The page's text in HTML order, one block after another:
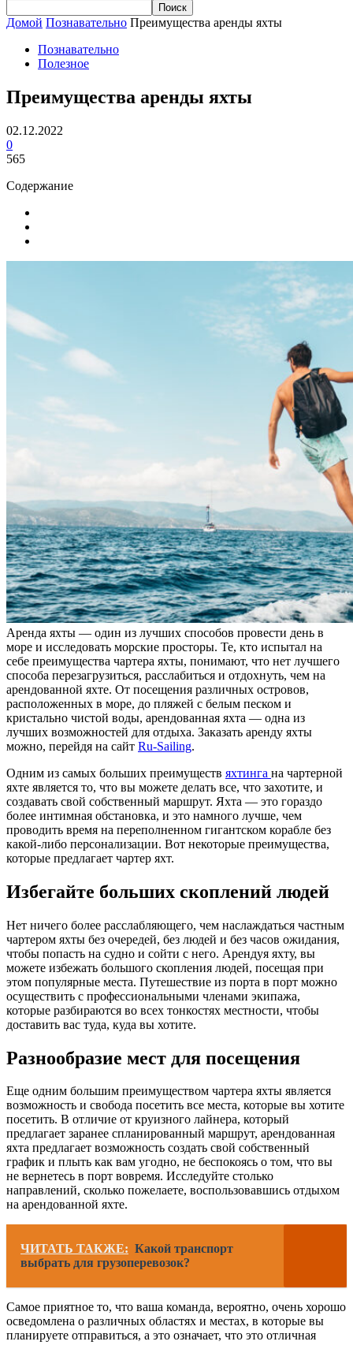
Домой Познавательно Преимущества аренды яхты
Познавательно
Полезное
Преимущества аренды яхты
02.12.2022
0
565
Содержание
Аренда яхты — один из лучших способов провести день в
море и исследовать морские просторы. Те, кто испытал на
себе преимущества чартера яхты, понимают, что нет лучшего
способа перезагрузиться, расслабиться и отдохнуть, чем на
арендованной яхте. От посещения различных островов,
расположенных в море, до пляжей с белым песком и
кристально чистой воды, арендованная яхта — одна из
лучших возможностей для отдыха. Заказать аренду яхты
можно, перейдя на сайт Ru-Sailing.
Одним из самых больших преимуществ яхтинга на чартерной
яхте является то, что вы можете делать все, что захотите, и
создавать свой собственный маршрут. Яхта — это гораздо
более интимная обстановка, и это намного лучше, чем
проводить время на переполненном гигантском корабле без
какой-либо персонализации. Вот некоторые преимущества,
которые предлагает чартер яхт.
Избегайте больших скоплений людей
Нет ничего более расслабляющего, чем наслаждаться частным
чартером яхты без очередей, без людей и без часов ожидания,
чтобы попасть на судно и сойти с него. Арендуя яхту, вы
можете избежать большого скопления людей, посещая при
этом популярные места. Путешествие из порта в порт можно
осуществить с профессиональными членами экипажа,
которые разбираются во всех тонкостях местности, чтобы
доставить вас туда, куда вы хотите.
Разнообразие мест для посещения
Еще одним большим преимуществом чартера яхты является
возможность и свобода посетить все места, которые вы хотите
посетить. В отличие от круизного лайнера, который
предлагает заранее спланированный маршрут, арендованная
яхта предлагает возможность создать свой собственный
график и плыть как вам угодно, не беспокоясь о том, что вы
не вернетесь в порт вовремя. Исследуйте столько
направлений, сколько пожелаете, воспользовавшись отдыхом
на арендованной яхте.
ЧИТАТЬ ТАКЖЕ: Какой транспорт
выбрать для грузоперевозок?
Самое приятное то, что ваша команда, вероятно, очень хорошо
осведомлена о различных областях и местах, в которые вы
планируете отправиться, а это означает, что это отличная